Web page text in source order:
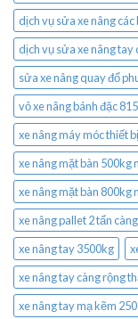
dịch vụ sửa xe nâng các
dịch vụ sửa xe nâng tay
sửa xe nâng quay đổ
vỏ xe nâng bánh đặc
xe nâng máy móc thiết bị
xe nâng mặt bàn 500kg
xe nâng mặt bàn 800kg
xe nâng pallet 2 tấn
xe nâng tay 3500kg
xe nâng tay càng rộng
xe nâng tay mạ kẽm